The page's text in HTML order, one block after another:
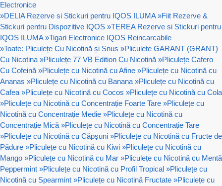
Electronice
»DELIA Rezerve si Stickuri pentru IQOS ILUMA »Fiit Rezerve &
Stickuri pentru Dispozitive IQOS »TEREA Rezerve si Stickuri pentru
IQOS ILUMA »Tigari Electronice IQOS Reincarcabile
»Toate: Pliculețe Cu Nicotină și Snus »Pliculete GARANT (GRANT)
Cu Nicotina »Pliculețe 77 VB Edition Cu Nicotină »Pliculețe Cafero
Cu Cofeină »Pliculețe cu Nicotină cu Afine »Pliculețe cu Nicotină cu
Ananas »Pliculețe cu Nicotină cu Banana »Pliculețe cu Nicotină cu
Cafea »Pliculețe cu Nicotină cu Cocos »Pliculețe cu Nicotină cu Cola
»Pliculețe cu Nicotină cu Concentrație Foarte Tare »Pliculețe cu
Nicotină cu Concentrație Medie »Pliculețe cu Nicotină cu
Concentrație Mică »Pliculețe cu Nicotină cu Concentrație Tare
»Pliculețe cu Nicotină cu Căpșuni »Pliculețe cu Nicotină cu Fructe de
Pădure »Pliculețe cu Nicotină cu Kiwi »Pliculețe cu Nicotină cu
Mango »Pliculețe cu Nicotină cu Mar »Pliculețe cu Nicotină cu Mentă
Peppermint »Pliculețe cu Nicotină cu Profil Tropical »Pliculețe cu
Nicotină cu Spearmint »Pliculețe cu Nicotină Fructate »Pliculețe cu